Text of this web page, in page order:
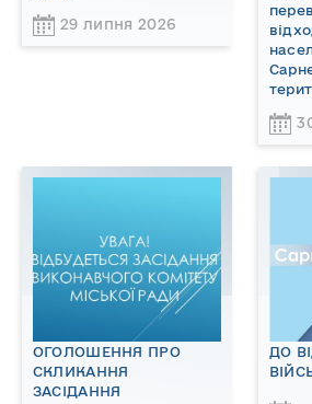
29 липня 2026
ОГОЛОШЕННЯ ПРО
СКЛИКАННЯ
ЗАСІДАННЯ
ДО